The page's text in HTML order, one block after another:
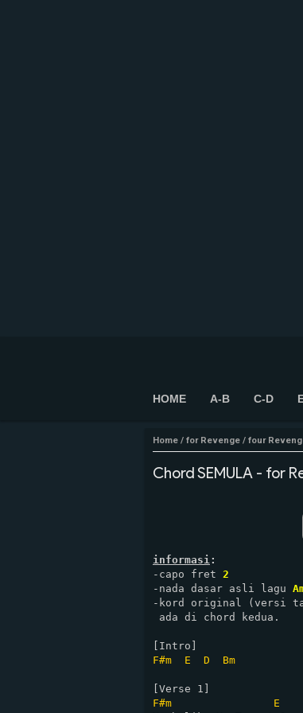
HOME A-B C-D
Home / for Revenge / four
Chord SEMULA - for
informasi :
-capo fret 2
-nada dasar asli lagu
-kord original (versi
ada di chord kedua.
F#m
E D Bm
F#m
E